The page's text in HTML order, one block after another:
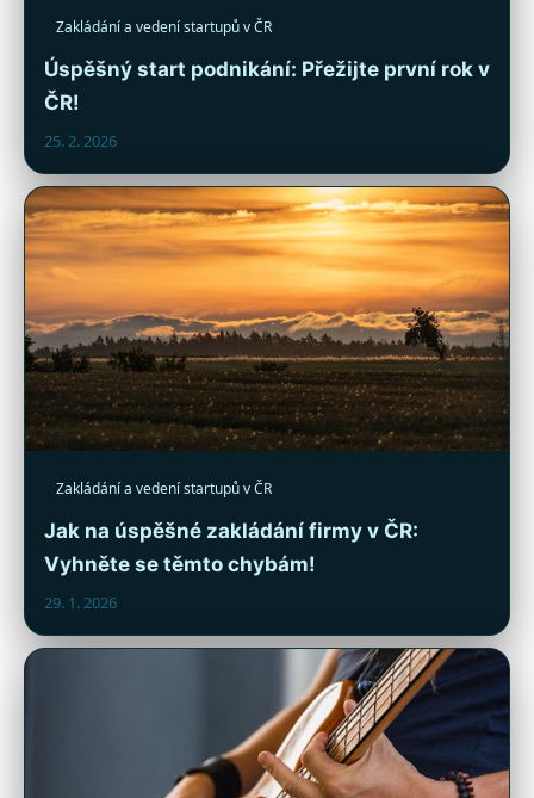
Zakládání a vedení startupů v ČR
Úspěšný start podnikání: Přežijte první rok v
ČR!
25. 2. 2026
Zakládání a vedení startupů v ČR
Jak na úspěšné zakládání firmy v ČR:
Vyhněte se těmto chybám!
29. 1. 2026